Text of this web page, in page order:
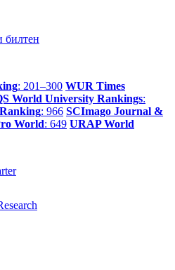
билтен
: 201–300 WUR Times
World University Rankings:
: 966 SCImago Journal &
World: 649 URAP World